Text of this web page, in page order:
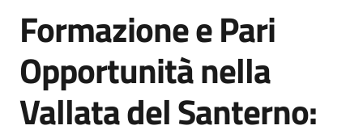
Vivere
Casalfiumanese
Salta al contenuto
Formazione e Pari
Opportunità nella
Vallata del Santerno: